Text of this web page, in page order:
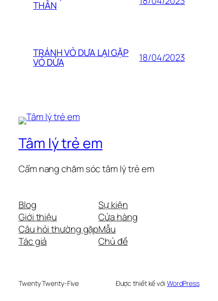
THÂN
TRÁNH VỎ DƯA LẠI GẶP
VỎ DỪA 18/04/2023
Tâm lý trẻ em
Cẩm nang chăm sóc tâm lý trẻ em
Blog
Giới thiệu
Câu hỏi thường gặp
Tác giả
Sự kiện
Cửa hàng
Mẫu
Chủ đề
Twenty Twenty-Five Được thiết kế với WordPress